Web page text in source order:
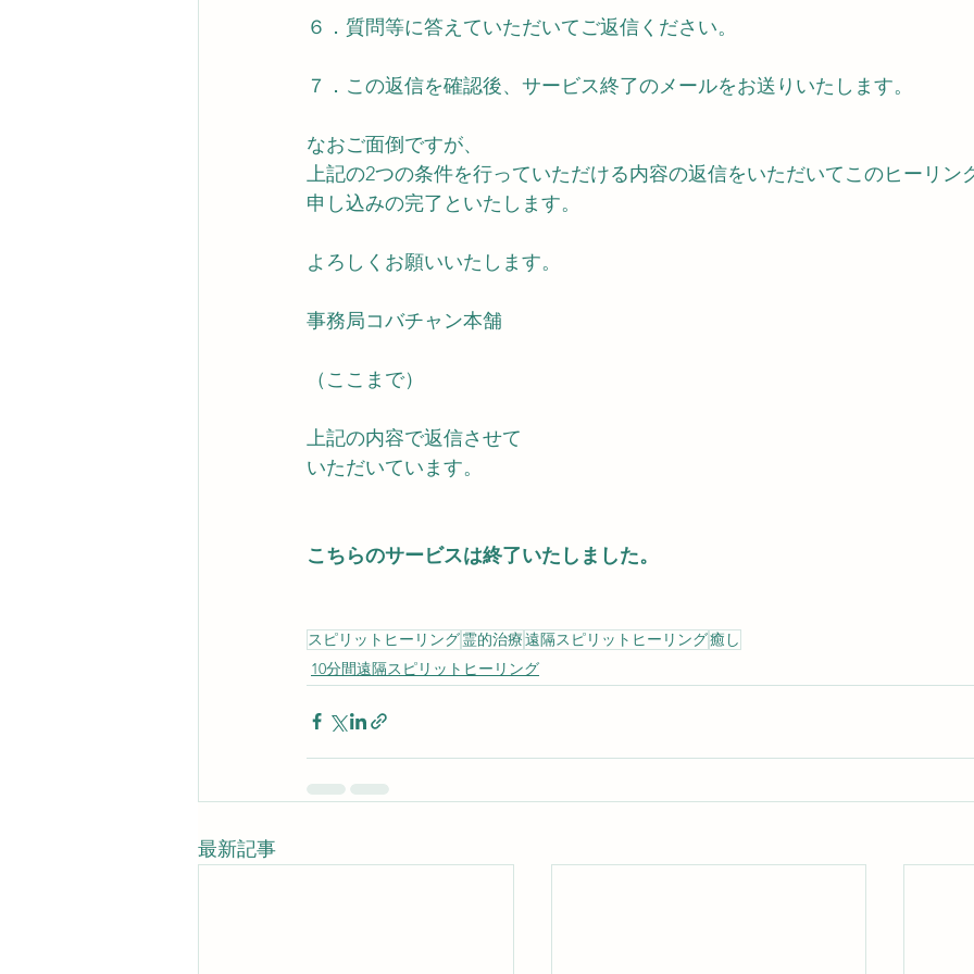
６．質問等に答えていただいてご返信ください。
７．この返信を確認後、サービス終了のメールをお送りいたします。
なおご面倒ですが、
上記の2つの条件を行っていただける内容の返信をいただいてこのヒーリン
申し込みの完了といたします。
よろしくお願いいたします。
事務局コバチャン本舗
（ここまで）
上記の内容で返信させて
いただいています。
こちらのサービスは終了いたしました。
スピリットヒーリング霊的治療遠隔スピリットヒーリング癒し
10分間遠隔スピリットヒーリング
最新記事